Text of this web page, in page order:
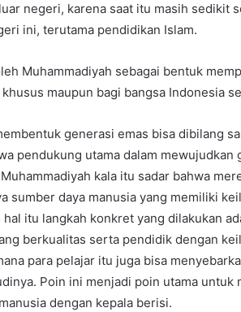
negeri, karena saat itu masih sedikit
ini, terutama pendidikan Islam.
Muhammadiyah sebagai bentuk
maupun bagi bangsa Indonesia
generasi emas bisa dibilang
pendukung utama dalam mewujudkan
kala itu sadar bahwa
sumber daya manusia yang memiliki
itu langkah konkret yang dilakukan
berkualitas serta pendidik dengan
para pelajar itu juga bisa
Poin ini menjadi poin utama untuk
dengan kepala berisi.